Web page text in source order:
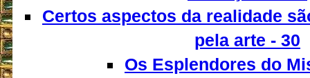
Certos aspectos da realidade
pela arte - 30
Os Esplendores do